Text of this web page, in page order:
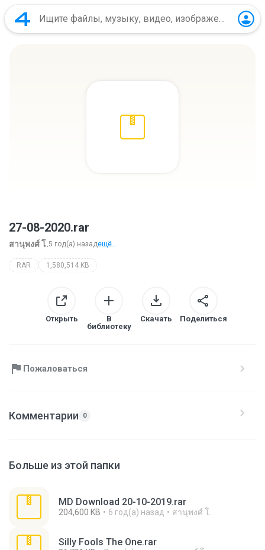
27-08-2020.rar
สานุพงศ์ โ.5 год(а) назадещё...
RAR 1,580,514 KB
Открыть
В
библиотеку
Скачать Поделиться
Пожаловаться
Комментарии 0
Больше из этой папки
MD Download 20-10-2019.rar
204,600 KB 6 год(а) назад สานุพงศ์ โ.
Silly Fools The One.rar